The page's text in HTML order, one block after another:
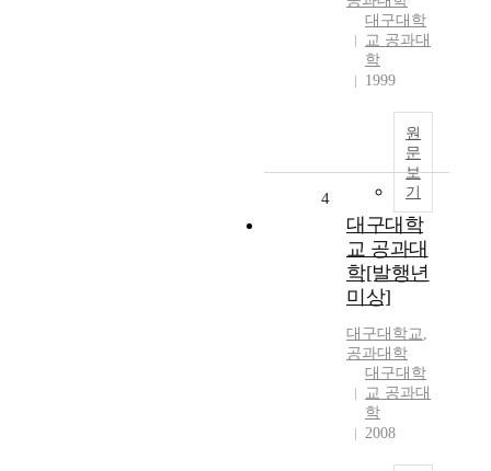
대구대학
교 공과대
학
1999
원
문
보
기
4
대구대학
교 공과대
학[발행년
미상]
대구대학교,
공과대학
대구대학
교 공과대
학
2008